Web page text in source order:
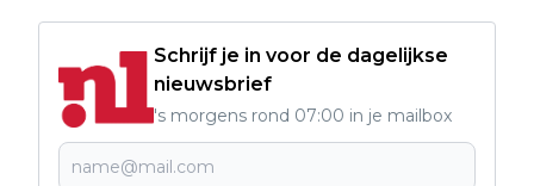
Schrijf je in voor de dagelijkse
nieuwsbrief
's morgens rond 07:00 in je mailbox